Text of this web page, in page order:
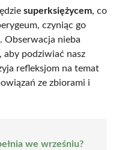
superksiężycem, co
czyniąc go
. Obserwacja nieba
aby podziwiać nasz
refleksjom na temat
ze zbiorami i
we wrześniu?